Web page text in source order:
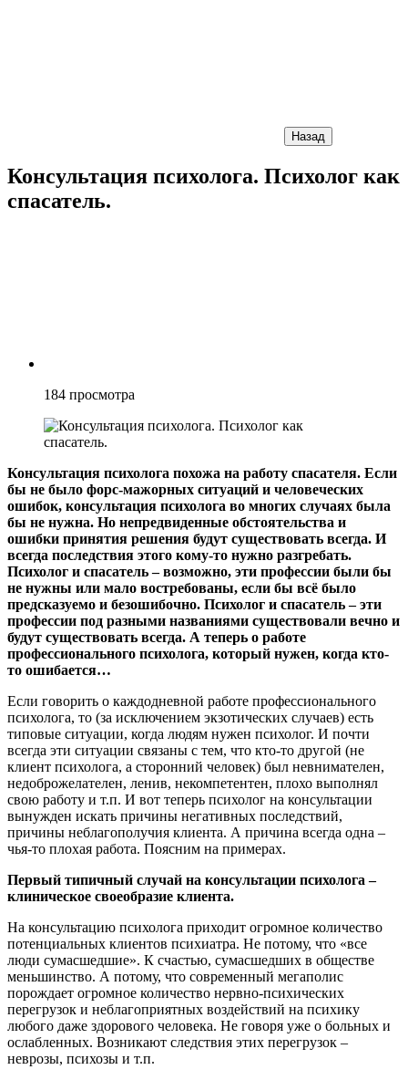
Назад
Консультация психолога. Психолог как
спасатель.
184 просмотра
Консультация психолога похожа на работу спасателя. Если
бы не было форс-мажорных ситуаций и человеческих
ошибок, консультация психолога во многих случаях была
бы не нужна. Но непредвиденные обстоятельства и
ошибки принятия решения будут существовать всегда. И
всегда последствия этого кому-то нужно разгребать.
Психолог и спасатель – возможно, эти профессии были бы
не нужны или мало востребованы, если бы всё было
предсказуемо и безошибочно. Психолог и спасатель – эти
профессии под разными названиями существовали вечно и
будут существовать всегда. А теперь о работе
профессионального психолога, который нужен, когда кто-
то ошибается…
Если говорить о каждодневной работе профессионального
психолога, то (за исключением экзотических случаев) есть
типовые ситуации, когда людям нужен психолог. И почти
всегда эти ситуации связаны с тем, что кто-то другой (не
клиент психолога, а сторонний человек) был невнимателен,
недоброжелателен, ленив, некомпетентен, плохо выполнял
свою работу и т.п. И вот теперь психолог на консультации
вынужден искать причины негативных последствий,
причины неблагополучия клиента. А причина всегда одна –
чья-то плохая работа. Поясним на примерах.
Первый типичный случай на консультации психолога –
клиническое своеобразие клиента.
На консультацию психолога приходит огромное количество
потенциальных клиентов психиатра. Не потому, что «все
люди сумасшедшие». К счастью, сумасшедших в обществе
меньшинство. А потому, что современный мегаполис
порождает огромное количество нервно-психических
перегрузок и неблагоприятных воздействий на психику
любого даже здорового человека. Не говоря уже о больных и
ослабленных. Возникают следствия этих перегрузок –
неврозы, психозы и т.п.